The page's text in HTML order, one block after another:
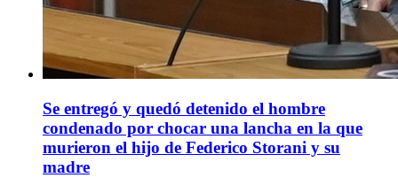
Se entregó y quedó detenido el hombre
condenado por chocar una lancha en la que
murieron el hijo de Federico Storani y su
madre